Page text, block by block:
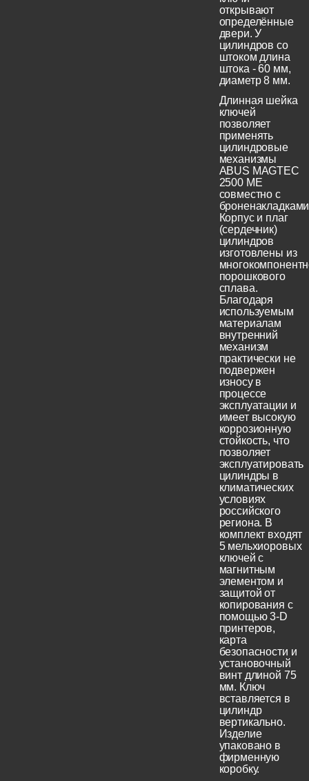
открывают
определённые
двери. У
цилиндров со
штоком длина
штока - 60 мм,
диаметр 8 мм.
Длинная шейка
ключей
позволяет
применять
цилиндровые
механизмы
ABUS MAGTEC
2500 ME
совместно с
Корпус и плаг
(сердечник)
цилиндров
изготовлены из
порошкового
сплава.
Благодаря
используемым
материалам
внутренний
механизм
практически не
подвержен
износу в
процессе
эксплуатации и
имеет высокую
коррозионную
стойкость, что
позволяет
эксплуатировать
цилиндры в
климатических
условиях
российского
региона. В
комплект входят
5 мельхиоровых
ключей с
магнитным
элементом и
защитой от
копирования с
помощью 3-D
принтеров,
карта
безопасности и
установочный
винт длиной 75
мм. Ключ
вставляется в
цилиндр
вертикально.
Изделие
упаковано в
фирменную
коробку.